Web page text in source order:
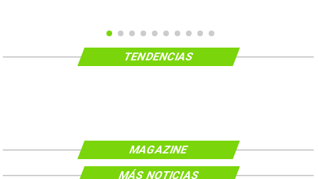
TENDENCIAS
MAGAZINE
MÁS NOTICIAS